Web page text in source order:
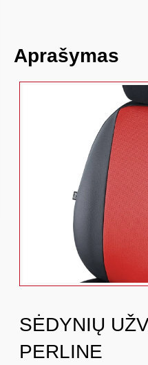
Aprašymas
SĖDYNIŲ
PERLINE